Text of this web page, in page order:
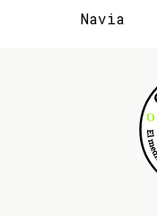
Navia